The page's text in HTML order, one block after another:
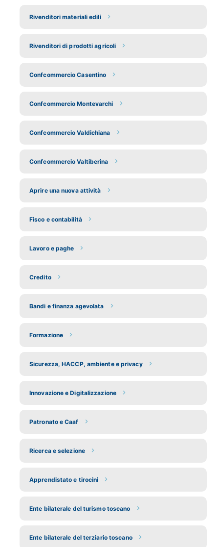
Rivenditori materiali edili
Rivenditori di prodotti agricoli
Confcommercio Casentino
Confcommercio Montevarchi
Confcommercio Valdichiana
Confcommercio Valtiberina
Aprire una nuova attività
Fisco e contabilità
Lavoro e paghe
Credito
Bandi e finanza agevolata
Formazione
Sicurezza, HACCP, ambiente e privacy
Innovazione e Digitalizzazione
Patronato e Caaf
Ricerca e selezione
Apprendistato e tirocini
Ente bilaterale del turismo toscano
Ente bilaterale del terziario toscano